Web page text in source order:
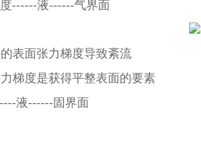
------液------气界面
表面张力梯度导致紊流
梯度是获得平整表面的要素
液------固界面